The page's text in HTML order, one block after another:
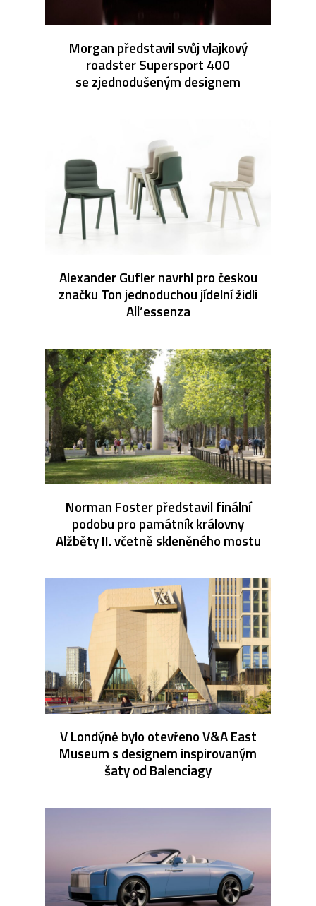
Morgan představil svůj vlajkový
roadster Supersport 400
se zjednodušeným designem
Alexander Gufler navrhl pro českou
značku Ton jednoduchou jídelní židli
All’essenza
Norman Foster představil finální
podobu pro památník královny
Alžběty II. včetně skleněného mostu
V Londýně bylo otevřeno V&A East
Museum s designem inspirovaným
šaty od Balenciagy